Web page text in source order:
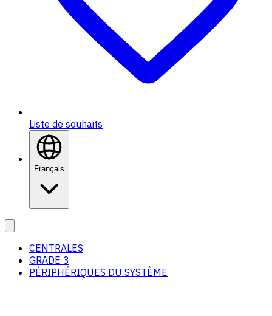
Liste de souhaits
Français
CENTRALES
GRADE 3
PÉRIPHÉRIQUES DU SYSTÈME